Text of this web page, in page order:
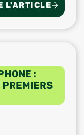
L'ARTICLE
: